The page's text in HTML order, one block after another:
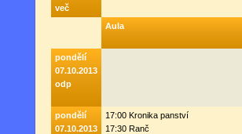
več
Aula
pondělí
07.10.2013
odp
pondělí
07.10.2013
17:00 Kronika panství
17:30 Ranč